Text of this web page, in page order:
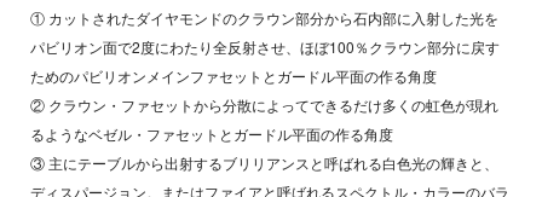
① カットされたダイヤモンドのクラウン部分から石内部に入射した光を
パビリオン面で2度にわたり全反射させ、ほぼ100％クラウン部分に戻す
ためのパビリオンメインファセットとガードル平面の作る角度
② クラウン・ファセットから分散によってできるだけ多くの虹色が現れ
るようなベゼル・ファセットとガードル平面の作る角度
③ 主にテーブルから出射するブリリアンスと呼ばれる白色光の輝きと、
ディスパージョン。またはファイアと呼ばれるスペクトル・カラーのバラ